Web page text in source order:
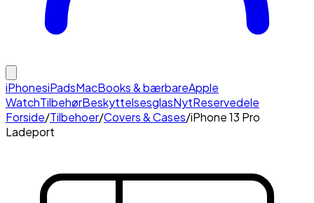
iPhonesiPadsMacBooks & bærbareApple
WatchTilbehørBeskyttelsesglasNytReservedele
Forside/Tilbehoer/Covers & Cases/iPhone 13 Pro
Ladeport